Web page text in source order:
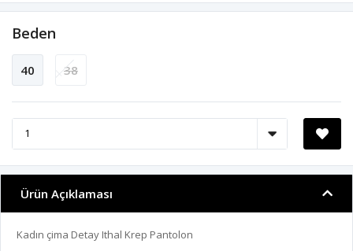
Beden
40 38
Ürün Açıklaması
Kadın çima Detay Ithal Krep Pantolon